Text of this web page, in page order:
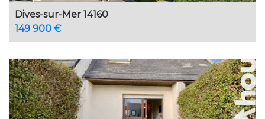
Dives-sur-Mer 14160
149 900 €